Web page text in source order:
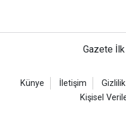
Gazete
Künye İletişim
Kişisel